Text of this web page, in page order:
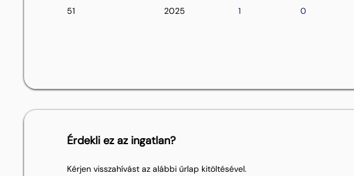
51 2025 1 0
Érdekli ez az ingatlan?
Kérjen visszahívást az alábbi űrlap kitöltésével.